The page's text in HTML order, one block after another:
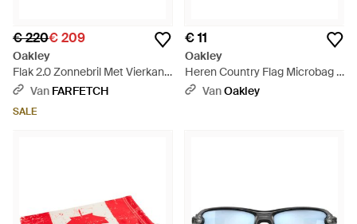
€ 220€ 209
Oakley
Flak 2.0 Zonnebril Met Vierkant
Montuur - Blauw
Van FARFETCH
SALE
€ 11
Oakley
Heren Country Flag Microbag -
Groen
VanOakley